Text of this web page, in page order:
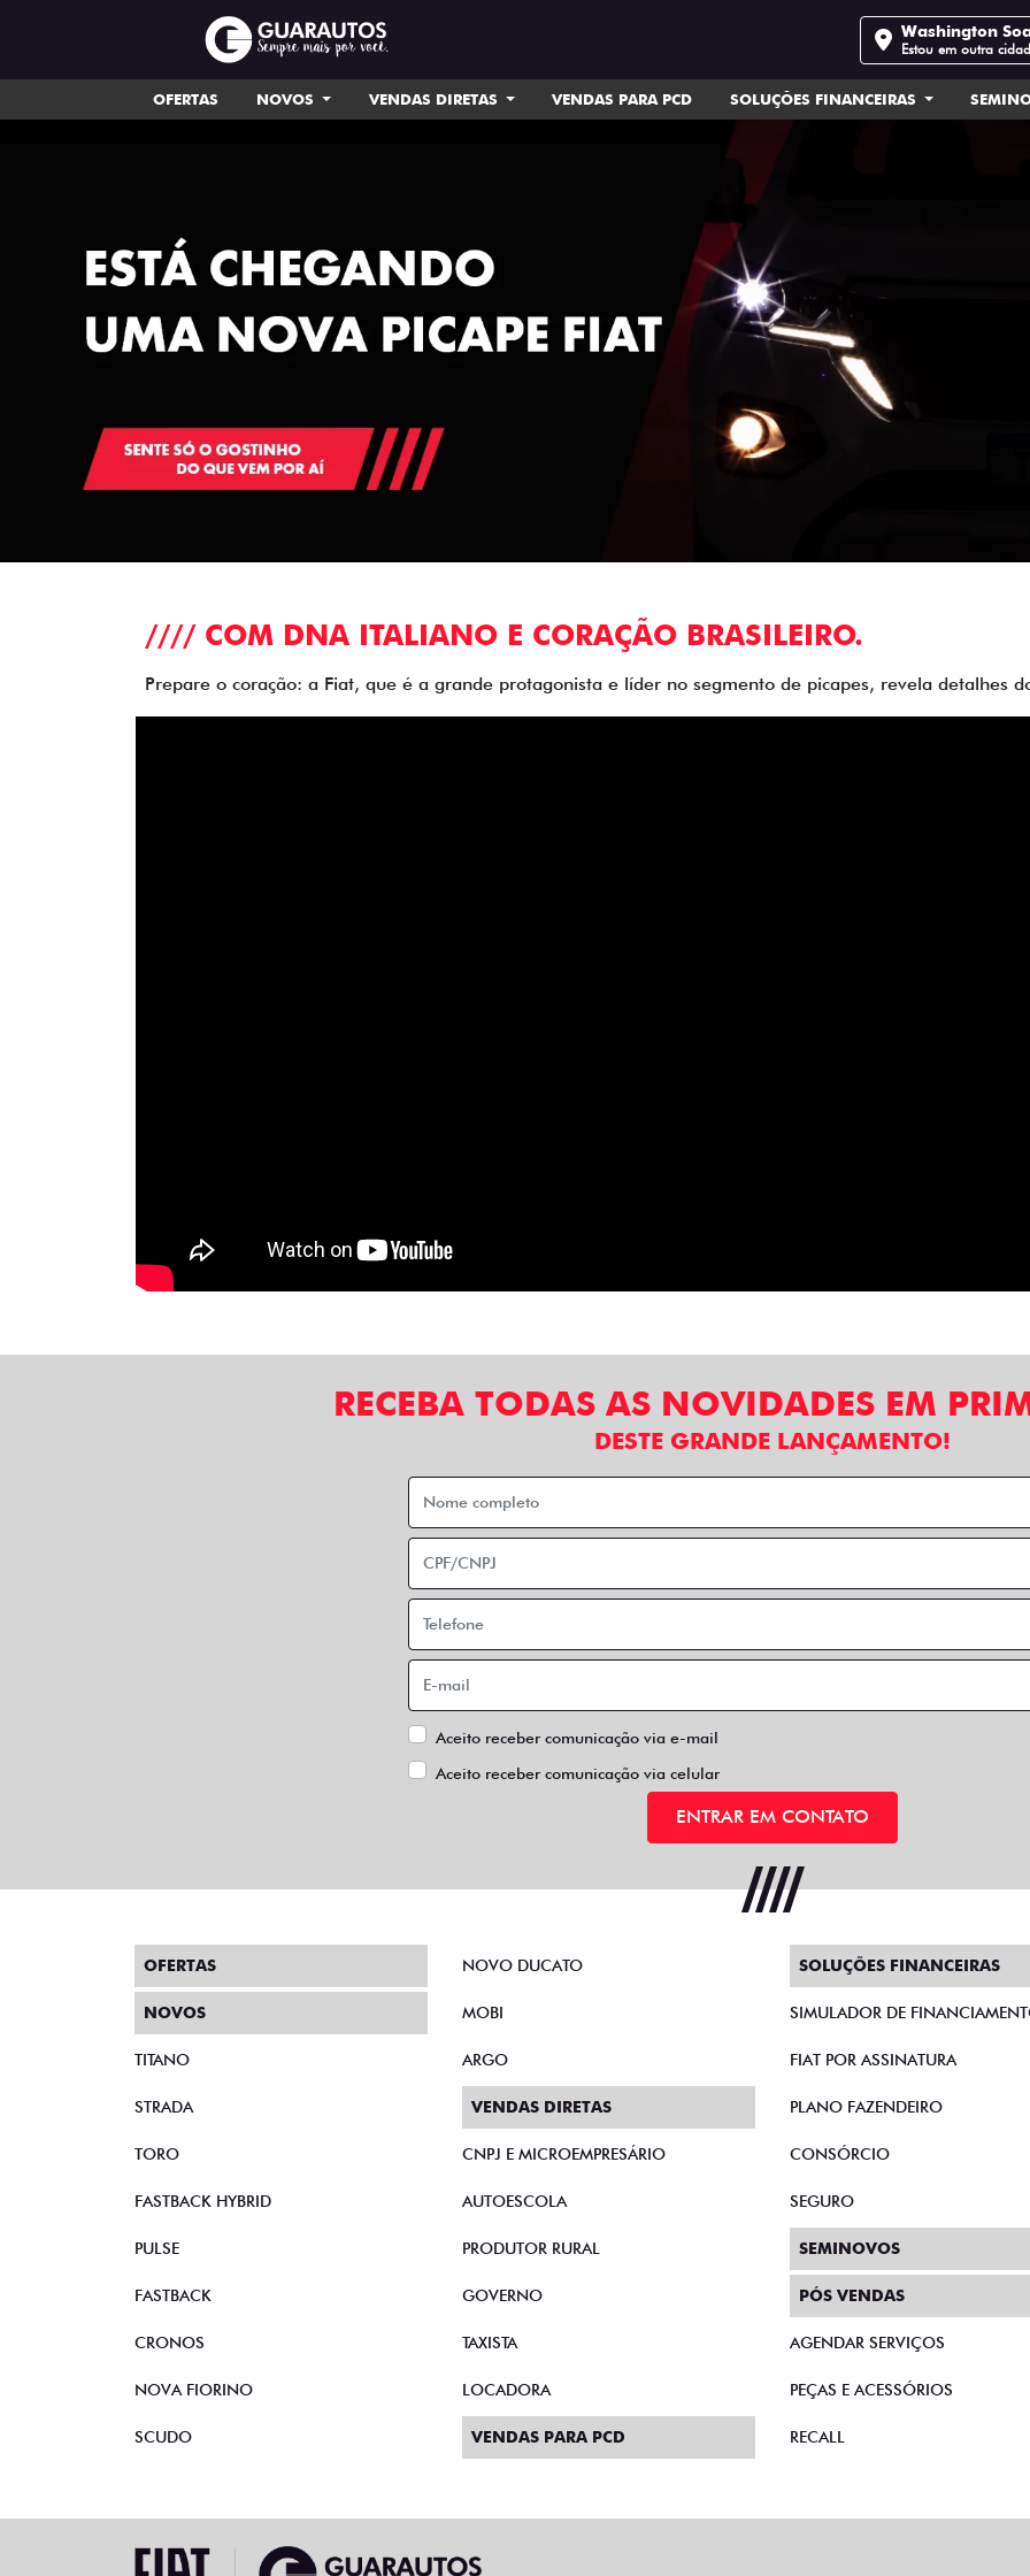
Washington
Estou em outra
OFERTAS NOVOS VENDAS DIRETAS VENDAS PARA PCD SOLUÇÕES FINANCEIRAS
//// COM DNA ITALIANO E CORAÇÃO BRASILEIRO.
Prepare o coração: a Fiat, que é a grande protagonista e líder no segmento de picapes, revela detalhes
RECEBA TODAS AS NOVIDADES EM
DESTE GRANDE LANÇAMENTO!
Aceito receber comunicação via e-mail
Aceito receber comunicação via celular
ENTRAR EM CONTATO
OFERTAS
NOVOS
TITANO
STRADA
TORO
FASTBACK HYBRID
PULSE
FASTBACK
CRONOS
NOVA FIORINO
SCUDO
NOVO DUCATO
MOBI
ARGO
VENDAS DIRETAS
CNPJ E MICROEMPRESÁRIO
AUTOESCOLA
PRODUTOR RURAL
GOVERNO
TAXISTA
LOCADORA
VENDAS PARA PCD
SOLUÇÕES FINANCEIRAS
SIMULADOR DE
FIAT POR ASSINATURA
PLANO FAZENDEIRO
CONSÓRCIO
SEGURO
SEMINOVOS
PÓS VENDAS
AGENDAR SERVIÇOS
PEÇAS E ACESSÓRIOS
RECALL